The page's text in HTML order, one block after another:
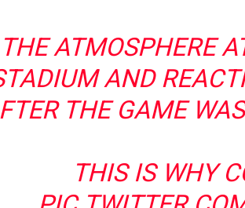
THE ATMOSPHERE
AND
THE GAME
THIS IS WHY